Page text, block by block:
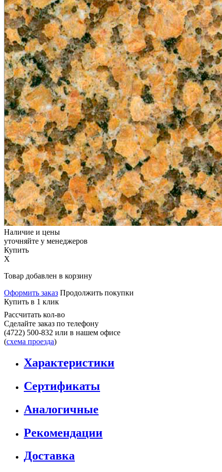
Наличие и цены
уточняйте у менеджеров
Купить
X
Товар добавлен в корзину
Оформить заказ Продолжить покупки
Купить в 1 клик
Рассчитать кол-во
Сделайте заказ по телефону
(4722) 500-832 или в нашем офисе
(схема проезда)
Характеристики
Сертификаты
Аналогичные
Рекомендации
Доставка